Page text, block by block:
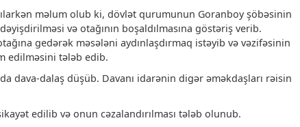
məlum olub ki, dövlət qurumunun Goranboy şöbəsinin
və otağının boşaldılmasına göstəriş verib.
gedərək məsələni aydınlaşdırmaq istəyib və vəzifəsinin
edilməsini tələb edib.
dava-dalaş düşüb. Davanı idarənin digər əməkdaşları rəisin
edilib və onun cəzalandırılması tələb olunub.